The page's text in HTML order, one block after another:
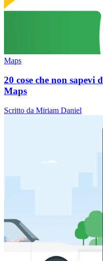
Maps
20 cose che non sapevi
Maps
Scritto da Miriam Daniel